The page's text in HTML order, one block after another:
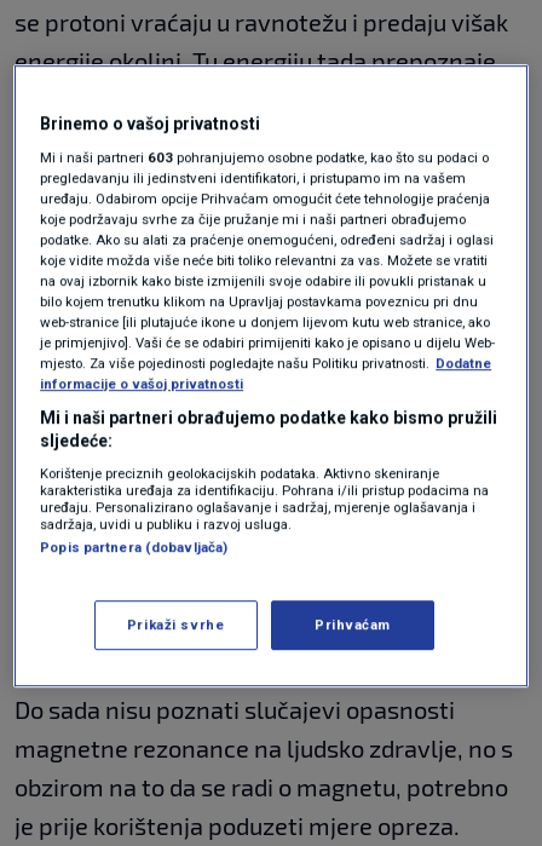
se protoni vraćaju u ravnotežu i predaju višak
energije okolini. Tu energiju tada prepoznaje
Kako izgleda magnetska
rezonanca?
MR uređaj za dijagnostikumože biti u
različitim oblicima, no u Hrvatskoj se najčešće
koriste oni s kućištem u obliku tunela. Uređaj
izgleda poput velikog tunela u čijem
središnjem dijelu leži pacijent. Osoba se
automatiziranim stolom uvodi u "tunel"
magnetske rezonance. U nekim slučajevima se
samo dio tijela kojeg treba analizirati postavlja
Do sada nisu poznati slučajevi opasnosti
magnetne rezonance na ljudsko zdravlje, no s
obzirom na to da se radi o magnetu, potrebno
je prije korištenja poduzeti mjere opreza.
Brinemo o vašoj privatnosti
Mi i naši partneri 603 pohranjujemo osobne podatke, kao što su podaci o
pregledavanju ili jedinstveni identifikatori, i pristupamo im na vašem
uređaju. Odabirom opcije Prihvaćam omogućit ćete tehnologije praćenja
koje podržavaju svrhe za čije pružanje mi i naši partneri obrađujemo
podatke. Ako su alati za praćenje onemogućeni, određeni sadržaj i oglasi
koje vidite možda više neće biti toliko relevantni za vas. Možete se vratiti
na ovaj izbornik kako biste izmijenili svoje odabire ili povukli pristanak u
bilo kojem trenutku klikom na Upravljaj postavkama poveznicu pri dnu
web-stranice [ili plutajuće ikone u donjem lijevom kutu web stranice, ako
je primjenjivo]. Vaši će se odabiri primijeniti kako je opisano u dijelu Web-
mjesto. Za više pojedinosti pogledajte našu Politiku privatnosti. Dodatne
informacije o vašoj privatnosti
Mi i naši partneri obrađujemo podatke kako bismo pružili
sljedeće:
Korištenje preciznih geolokacijskih podataka. Aktivno skeniranje
karakteristika uređaja za identifikaciju. Pohrana i/ili pristup podacima na
uređaju. Personalizirano oglašavanje i sadržaj, mjerenje oglašavanja i
sadržaja, uvidi u publiku i razvoj usluga.
Popis partnera (dobavljača)
Prikaži svrhe Prihvaćam